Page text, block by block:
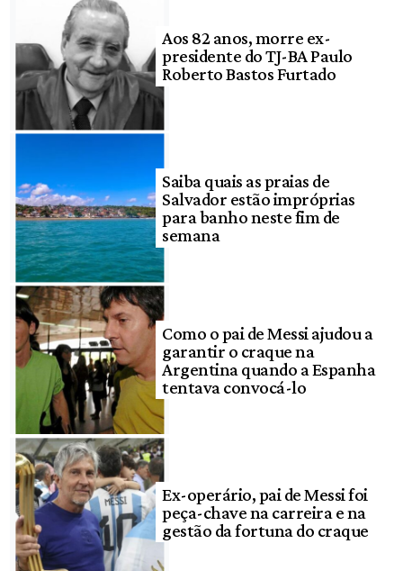
Aos 82 anos, morre ex-
presidente do TJ-BA Paulo
Roberto Bastos Furtado
Saiba quais as praias de
Salvador estão impróprias
para banho neste fim de
semana
Como o pai de Messi ajudou a
garantir o craque na
Argentina quando a Espanha
tentava convocá-lo
Ex-operário, pai de Messi foi
peça-chave na carreira e na
gestão da fortuna do craque